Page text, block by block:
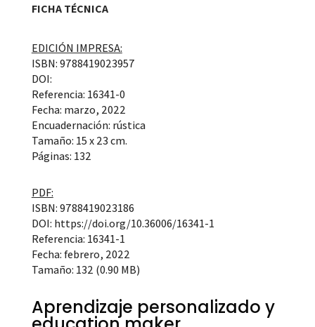
FICHA TÉCNICA
EDICIÓN IMPRESA:
ISBN: 9788419023957
DOI:
Referencia: 16341-0
Fecha: marzo, 2022
Encuadernación: rústica
Tamaño: 15 x 23 cm.
Páginas: 132
PDF:
ISBN: 9788419023186
DOI: https://doi.org/10.36006/16341-1
Referencia: 16341-1
Fecha: febrero, 2022
Tamaño: 132 (0.90 MB)
Aprendizaje personalizado y